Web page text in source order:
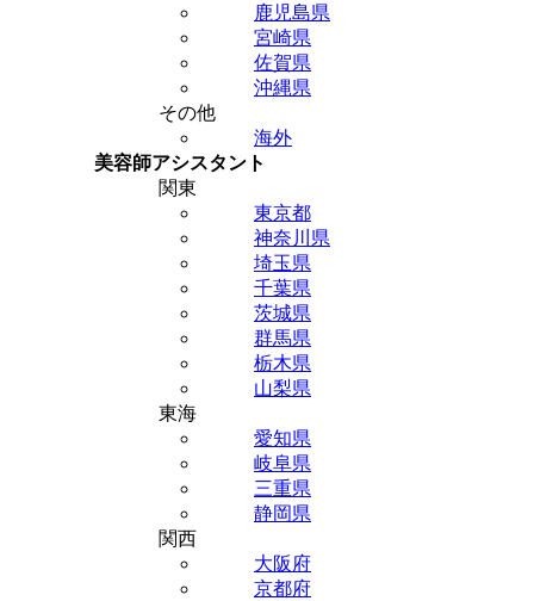
鹿児島県
宮崎県
佐賀県
沖縄県
その他
海外
美容師アシスタント
関東
東京都
神奈川県
埼玉県
千葉県
茨城県
群馬県
栃木県
山梨県
東海
愛知県
岐阜県
三重県
静岡県
関西
大阪府
京都府